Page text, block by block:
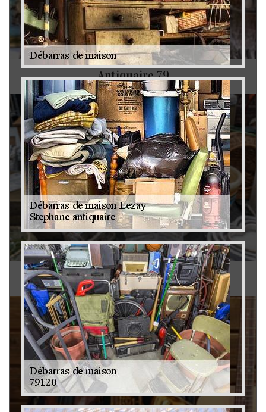
Antiquaire 79
Brocanteur 79